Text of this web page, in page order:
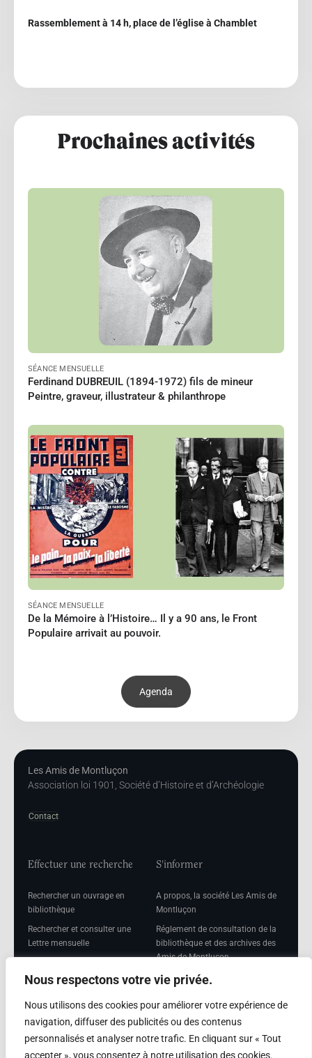
Nous respectons votre vie privée.
Nous utilisons des cookies pour améliorer votre expérience de
navigation, diffuser des publicités ou des contenus
personnalisés et analyser notre trafic. En cliquant sur « Tout
accepter », vous consentez à notre utilisation des cookies.
Rassemblement à 14 h, place de l’église à Chamblet
Prochaines activités
BOIRON Michelle
Le 18/10/2026 à 15:00
Lire
SÉANCE MENSUELLE
Ferdinand DUBREUIL (1894-1972) fils de mineur
Peintre, graveur, illustrateur & philanthrope
PERRIN Jean-Paul
Le 12/02/2027
à 18:00
SÉANCE MENSUELLE
De la Mémoire à l’Histoire… Il y a 90 ans, le Front
Populaire arrivait au pouvoir.
Agenda
Les Amis de Montluçon
Association loi 1901, Société d’Histoire et d’Archéologie
Contact
Effectuer une recherche
Rechercher un ouvrage en
bibliothèque
Rechercher et consulter une
Lettre mensuelle
mensuelle
S'informer
A propos, la société Les Amis de
Montluçon
Réglement de consultation de la
bibliothèque et des archives des
Amis de Montluçon
Mentions légales
Adhérer